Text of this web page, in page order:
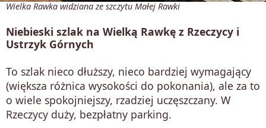
Wielka Rawka widziana ze szczytu Małej Rawki
Niebieski szlak na Wielką Rawkę z Rzeczycy i
Ustrzyk Górnych
To szlak nieco dłuższy, nieco bardziej wymagający
(większa różnica wysokości do pokonania), ale za to
o wiele spokojniejszy, rzadziej uczęszczany. W
Rzeczycy duży, bezpłatny parking.